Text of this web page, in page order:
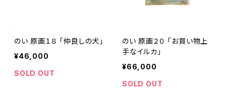
のい 原画１８ 「仲良しの犬」
¥46,000
SOLD OUT
のい 原画２０ 「お買い物上
手なイルカ」
¥66,000
SOLD OUT